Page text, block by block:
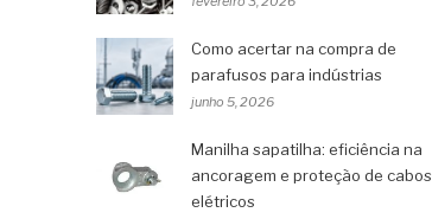
Como acertar na compra de
parafusos para indústrias
junho 5, 2026
Manilha sapatilha: eficiência na
ancoragem e proteção de cabos
elétricos